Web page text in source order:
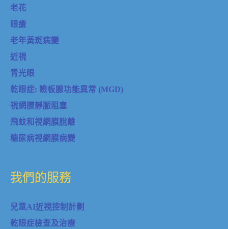
老花
眼瘡
老年黃斑病變
近視
青光眼
乾眼症: 瞼板腺功能異常 (MGD)
視網膜靜脈阻塞
飛蚊和視網膜脫離
糖尿病視網膜病變
我們的服務
兒童AI近視控制計劃
乾眼症檢查及治療